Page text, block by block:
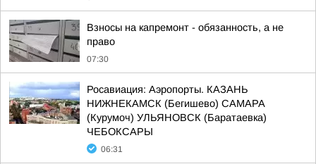
Взносы на капремонт - обязанность, а не
право
07:30
Росавиация: Аэропорты. КАЗАНЬ
НИЖНЕКАМСК (Бегишево) САМАРА
(Курумоч) УЛЬЯНОВСК (Баратаевка)
ЧЕБОКСАРЫ
06:31